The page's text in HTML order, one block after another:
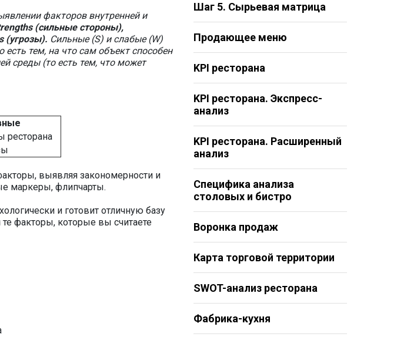
Шаг 5. Сырьевая матрица
Продающее меню
KPI ресторана
KPI ресторана. Экспресс-
анализ
KPI ресторана. Расширенный
анализ
Специфика анализа
столовых и бистро
Воронка продаж
Карта торговой территории
SWOT-анализ ресторана
Фабрика-кухня
факторов внутренней и
(сильные стороны),
(угрозы). Сильные (S) и слабые (W)
тем, на что сам объект способен
среды (то есть тем, что может
ресторана
выявляя закономерности и
маркеры, флипчарты.
и готовит отличную базу
факторы, которые вы считаете